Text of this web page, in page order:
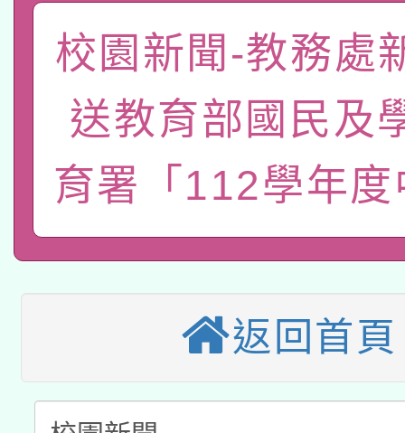
礎課程
「數位內容與教學軟體
pilot」
有關大陸委員會函釋公
薪期間赴陸應申請許可
轉知經濟部水利署委託
業技術研究院辦理「
用水績優單位及節水達
動」
115年8月22日(星期六
桃園市孔廟祈福系列
開 智慧啟航」
2026年桃園地景藝術
招甄選結果公告(無人
招)
適應運動共學行動站研
本館辦理115年度閱讀
暨閱讀推動專業研習
科技賦能─人工智慧
校園新聞-教務處
送教育部國民及
育署「112學年
返回首頁